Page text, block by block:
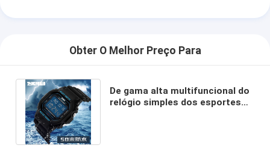
Obter O Melhor Preço Para
De gama alta multifuncional do
relógio simples dos esportes